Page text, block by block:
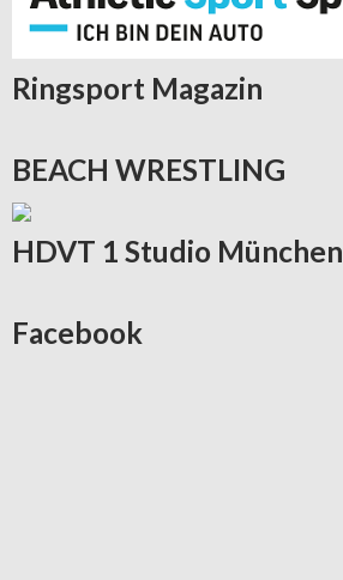
Ringsport Magazin
BEACH WRESTLING
HDVT 1 Studio München
Facebook